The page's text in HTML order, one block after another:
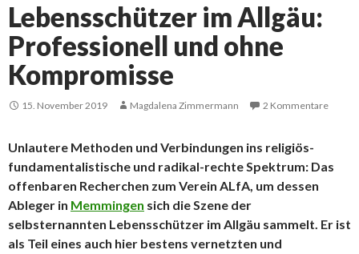
Lebensschützer im Allgäu:
Professionell und ohne
Kompromisse
15. November 2019 Magdalena Zimmermann 2 Kommentare
Unlautere Methoden und Verbindungen ins religiös-
fundamentalistische und radikal-rechte Spektrum: Das
offenbaren Recherchen zum Verein ALfA, um dessen
Ableger in Memmingen sich die Szene der
selbsternannten Lebensschützer im Allgäu sammelt. Er ist
als Teil eines auch hier bestens vernetzten und